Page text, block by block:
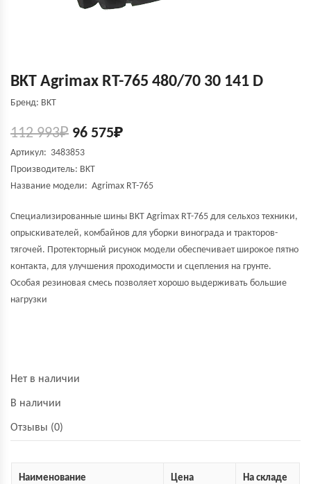
BKT Agrimax RT-765 480/70 30 141 D
Бренд: BKT
112 993₽ 96 575₽
Артикул: 3483853
Производитель: BKT
Название модели: Agrimax RT-765
Специализированные шины BKT Agrimax RT-765 для сельхоз техники,
опрыскивателей, комбайнов для уборки винограда и тракторов-
тягочей. Протекторный рисунок модели обеспечивает широкое пятно
контакта, для улучшения проходимости и сцепления на грунте.
Особая резиновая смесь позволяет хорошо выдерживать большие
нагрузки
Нет в наличии
В наличии
Отзывы (0)
Наименование Цена На складе